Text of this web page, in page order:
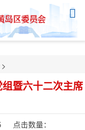
>
暨六十二次主席
点击数量：